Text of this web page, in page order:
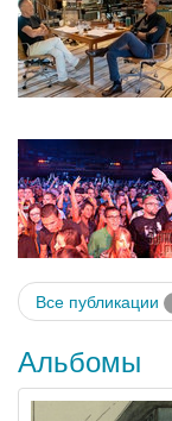
Все публикации
Альбомы